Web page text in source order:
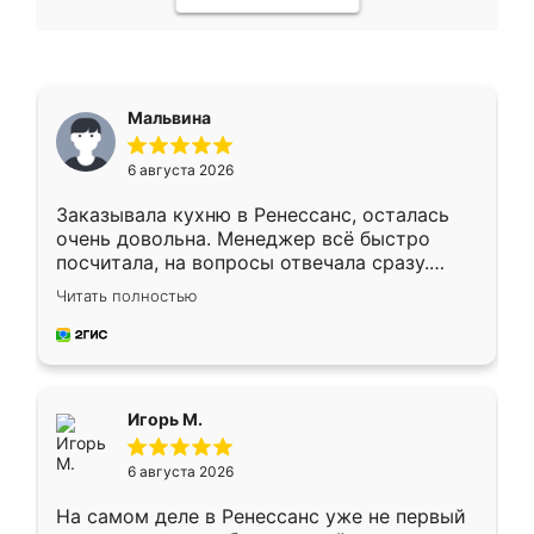
Мальвина
6 августа 2026
Заказывала кухню в Ренессанс, осталась
очень довольна. Менеджер всё быстро
посчитала, на вопросы отвечала сразу.
Замерщик приехал в субботу, подошёл к
делу со всей ответственностью. Собрали
за день, ребята работали аккуратно, даже
Читать полностью
Игорь М.
6 августа 2026
На самом деле в Ренессанс уже не первый